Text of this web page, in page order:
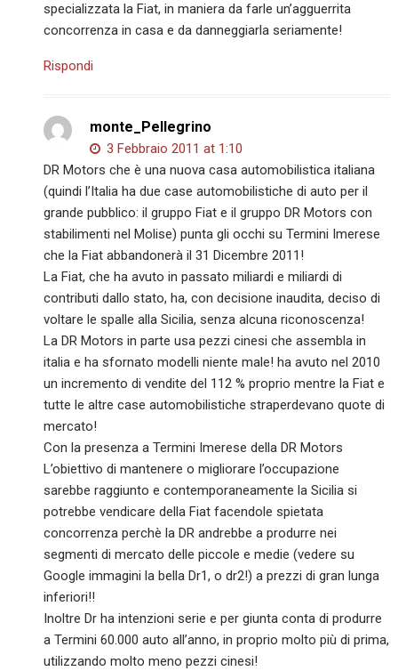
specializzata la Fiat, in maniera da farle un’agguerrita
concorrenza in casa e da danneggiarla seriamente!
Rispondi
monte_Pellegrino
3 Febbraio 2011 at 1:10
DR Motors che è una nuova casa automobilistica italiana
(quindi l’Italia ha due case automobilistiche di auto per il
grande pubblico: il gruppo Fiat e il gruppo DR Motors con
stabilimenti nel Molise) punta gli occhi su Termini Imerese
che la Fiat abbandonerà il 31 Dicembre 2011!
La Fiat, che ha avuto in passato miliardi e miliardi di
contributi dallo stato, ha, con decisione inaudita, deciso di
voltare le spalle alla Sicilia, senza alcuna riconoscenza!
La DR Motors in parte usa pezzi cinesi che assembla in
italia e ha sfornato modelli niente male! ha avuto nel 2010
un incremento di vendite del 112 % proprio mentre la Fiat e
tutte le altre case automobilistiche straperdevano quote di
mercato!
Con la presenza a Termini Imerese della DR Motors
L’obiettivo di mantenere o migliorare l’occupazione
sarebbe raggiunto e contemporaneamente la Sicilia si
potrebbe vendicare della Fiat facendole spietata
concorrenza perchè la DR andrebbe a produrre nei
segmenti di mercato delle piccole e medie (vedere su
Google immagini la bella Dr1, o dr2!) a prezzi di gran lunga
inferiori!!
Inoltre Dr ha intenzioni serie e per giunta conta di produrre
a Termini 60.000 auto all’anno, in proprio molto più di prima,
utilizzando molto meno pezzi cinesi!